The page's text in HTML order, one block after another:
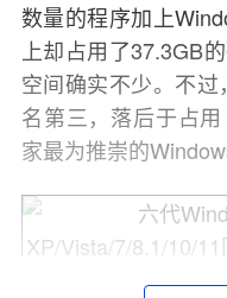
数量的程序加上
上却占用了37.3GB
空间确实不少。不
名第三，落后于占
家最为推崇的